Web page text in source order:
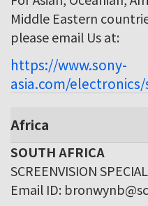
Middle Eastern
please email Us at:
https://www.sony-
asia.com/
Africa
SOUTH AFRICA
SCREENVISION
Email ID: